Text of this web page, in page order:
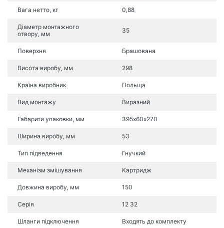
Вага нетто, кг 0,88
Діаметр монтажного
отвору, мм
35
Поверхня Брашована
Висота виробу, мм 298
Країна виробник Польща
Вид монтажу Виразний
Габарити упаковки, мм 395х60х270
Ширина виробу, мм 53
Тип підведення Гнучкий
Механізм змішування Картридж
Довжина виробу, мм 150
Серія 12 32
Шланги підключення Входять до комплекту